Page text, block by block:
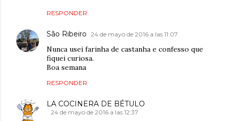
RESPONDER
São Ribeiro 24 de mayo de 2016 a las 11:07
Nunca usei farinha de castanha e confesso que
fiquei curiosa.
Boa semana
RESPONDER
LA COCINERA DE BÉTULO
24 de mayo de 2016 a las 12:37